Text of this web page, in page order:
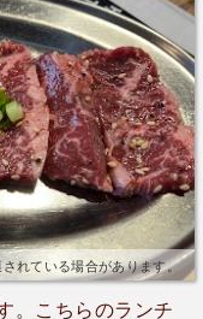
れている場合があります。
。こちらのランチ